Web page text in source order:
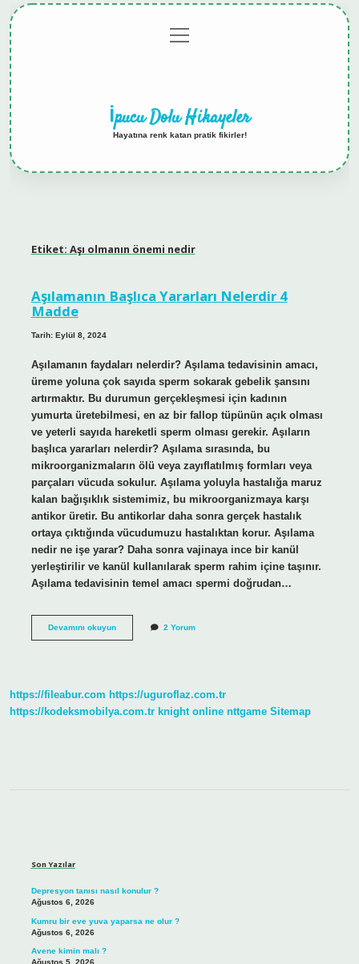
menüyü
aç
İpucu Dolu Hikayeler
Hayatına renk katan pratik fikirler!
Etiket: Aşı olmanın önemi nedir
Aşılamanın Başlıca Yararları Nelerdir 4
Madde
Tarih: Eylül 8, 2024
Aşılamanın faydaları nelerdir? Aşılama tedavisinin amacı,
üreme yoluna çok sayıda sperm sokarak gebelik şansını
artırmaktır. Bu durumun gerçekleşmesi için kadının
yumurta üretebilmesi, en az bir fallop tüpünün açık olması
ve yeterli sayıda hareketli sperm olması gerekir. Aşıların
başlıca yararları nelerdir? Aşılama sırasında, bu
mikroorganizmaların ölü veya zayıflatılmış formları veya
parçaları vücuda sokulur. Aşılama yoluyla hastalığa maruz
kalan bağışıklık sistemimiz, bu mikroorganizmaya karşı
antikor üretir. Bu antikorlar daha sonra gerçek hastalık
ortaya çıktığında vücudumuzu hastalıktan korur. Aşılama
nedir ne işe yarar? Daha sonra vajinaya ince bir kanül
yerleştirilir ve kanül kullanılarak sperm rahim içine taşınır.
Aşılama tedavisinin temel amacı spermi doğrudan…
Devamını okuyunAşılamanın 2 Yorum
https://fileabur.com https://uguroflaz.com.tr
https://kodeksmobilya.com.tr knight online nttgame Sitemap
Son Yazılar
Depresyon tanısı nasıl konulur ?
Ağustos 6, 2026
Kumru bir eve yuva yaparsa ne olur ?
Ağustos 6, 2026
Avene kimin malı ?